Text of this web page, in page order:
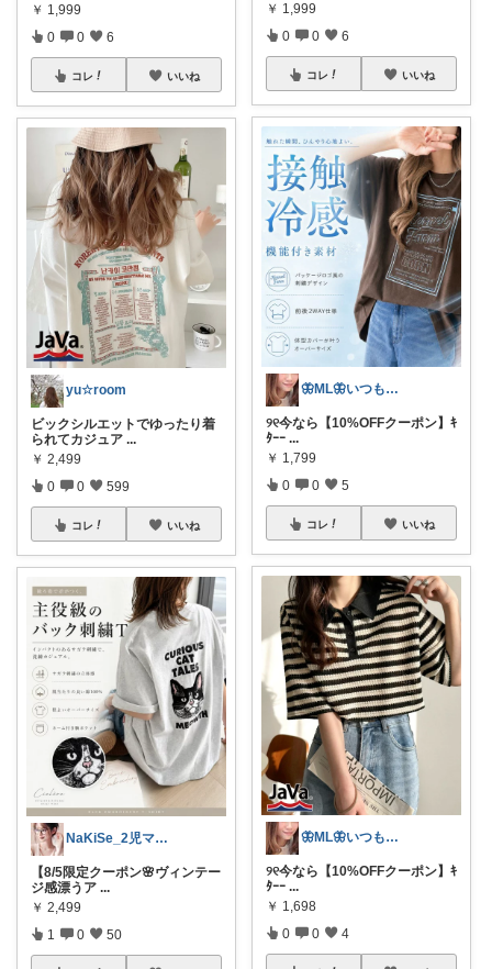
￥ 1,999
0 0 6
コレ いいね
yu☆room
ビックシルエットでゆったり着
られてカジュア ...
￥ 2,499
0 0 599
コレ いいね
NaKiSe_2児ママ🌸訪問感謝です
【8/5限定クーポン🌸ヴィンテー
ジ感漂うア ...
￥ 2,499
1 0 50
￥ 1,999
0 0 6
コレ いいね
🦋ML🦋いつもありがとう💓
୨୧今なら【10%OFFクーポン】ｷ
ﾀｰｰ ...
￥ 1,799
0 0 5
コレ いいね
🦋ML🦋いつもありがとう💓
୨୧今なら【10%OFFクーポン】ｷ
ﾀｰｰ ...
￥ 1,698
0 0 4